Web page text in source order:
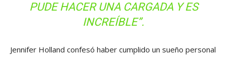
PUDE HACER UNA CARGADA Y ES
INCREÍBLE”.
Jennifer Holland confesó haber cumplido un sueño personal